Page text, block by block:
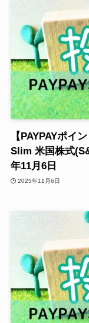
【PAYPAYポイ
Slim 米国株式
年11月6日
2025年11月6日